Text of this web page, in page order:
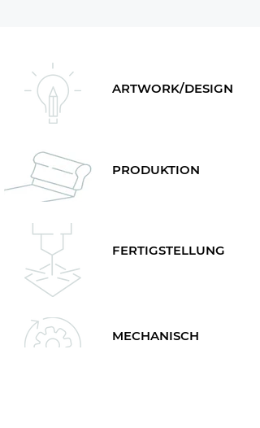
ARTWORK/DESIGN
PRODUKTION
FERTIGSTELLUNG
MECHANISCH